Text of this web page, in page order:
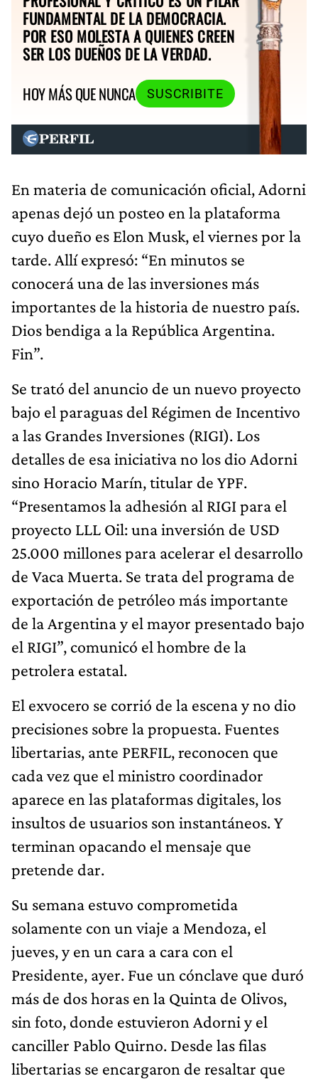
FUNDAMENTAL DE LA DEMOCRACIA.
POR ESO MOLESTA A QUIENES CREEN
SER LOS DUEÑOS DE LA VERDAD.
HOY MÁS QUE NUNCA
SUSCRIBITE
En materia de comunicación oficial, Adorni
apenas dejó un posteo en la plataforma
cuyo dueño es Elon Musk, el viernes por la
tarde. Allí expresó: “En minutos se
conocerá una de las inversiones más
importantes de la historia de nuestro país.
Dios bendiga a la República Argentina.
Fin”.
Se trató del anuncio de un nuevo proyecto
bajo el paraguas del Régimen de Incentivo
a las Grandes Inversiones (RIGI). Los
detalles de esa iniciativa no los dio Adorni
sino Horacio Marín, titular de YPF.
“Presentamos la adhesión al RIGI para el
proyecto LLL Oil: una inversión de USD
25.000 millones para acelerar el desarrollo
de Vaca Muerta. Se trata del programa de
exportación de petróleo más importante
de la Argentina y el mayor presentado bajo
el RIGI”, comunicó el hombre de la
petrolera estatal.
El exvocero se corrió de la escena y no dio
precisiones sobre la propuesta. Fuentes
libertarias, ante PERFIL, reconocen que
cada vez que el ministro coordinador
aparece en las plataformas digitales, los
insultos de usuarios son instantáneos. Y
terminan opacando el mensaje que
pretende dar.
Su semana estuvo comprometida
solamente con un viaje a Mendoza, el
jueves, y en un cara a cara con el
Presidente, ayer. Fue un cónclave que duró
más de dos horas en la Quinta de Olivos,
sin foto, donde estuvieron Adorni y el
canciller Pablo Quirno. Desde las filas
libertarias se encargaron de resaltar que